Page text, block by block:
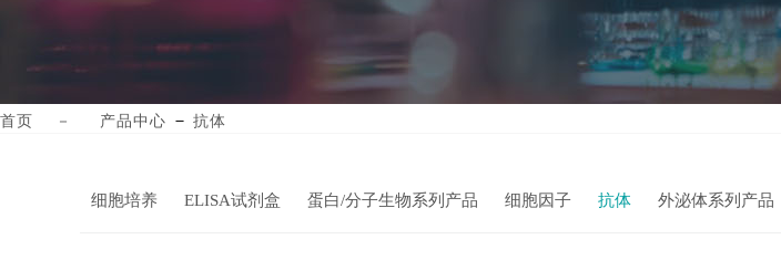
首页 － 产品中心 － 抗体
细胞培养 ELISA试剂盒 蛋白/分子生物系列产品 细胞因子 抗体 外泌体系列产品